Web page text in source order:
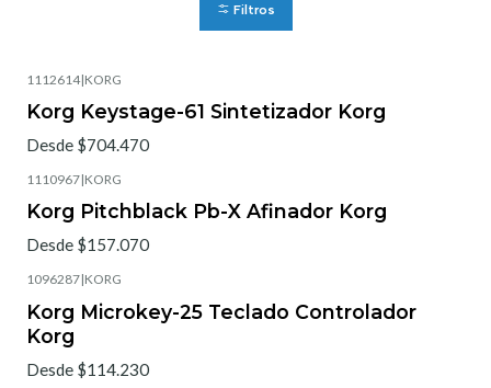
Filtros
1112614|KORG
Korg Keystage-61 Sintetizador Korg
Desde $704.470
1110967|KORG
Korg Pitchblack Pb-X Afinador Korg
Desde $157.070
1096287|KORG
Korg Microkey-25 Teclado Controlador
Korg
Desde $114.230